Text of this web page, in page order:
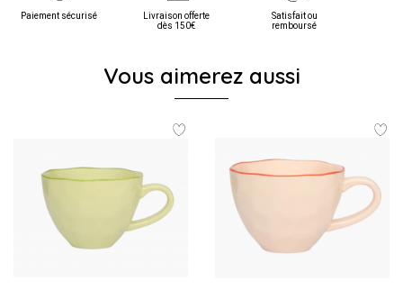
Paiement sécurisé
Livraison offerte
dès 150€
Satisfait ou
remboursé
Vous aimerez aussi